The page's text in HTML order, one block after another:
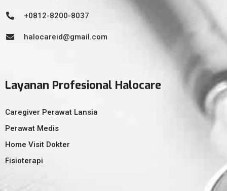
+0812-8200-8037
halocareid@gmail.com
Layanan Profesional Halocare
Caregiver Perawat Lansia
Perawat Medis
Home Visit Dokter
Fisioterapi